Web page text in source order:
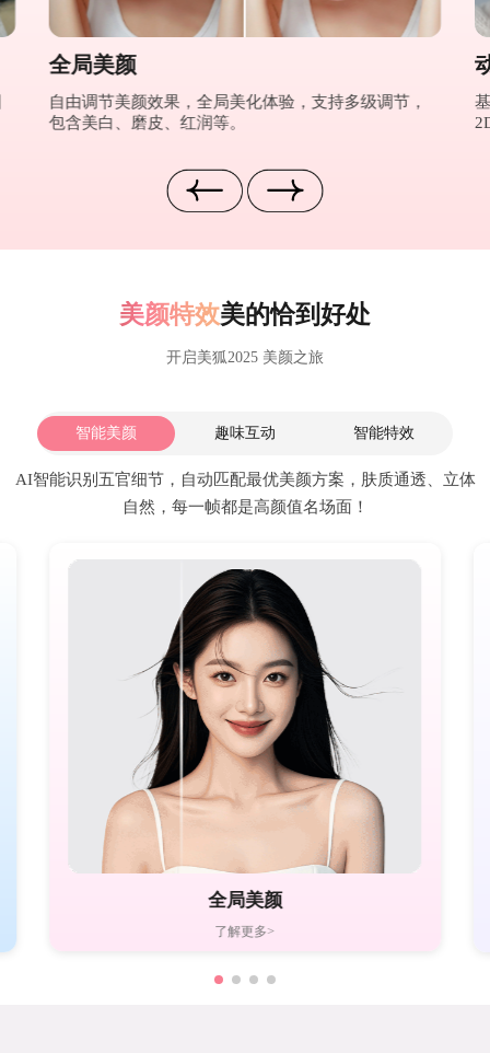
全局美颜
自由调节美颜效果，全局美化体验，支持多级调节，
包含美白、磨皮、红润等。
美颜特效美的恰到好处
开启美狐2025 美颜之旅
智能美颜 趣味互动 智能特效
AI智能识别五官细节，自动匹配最优美颜方案，肤质通透、立体
自然，每一帧都是高颜值名场面！
全局美颜
了解更多>